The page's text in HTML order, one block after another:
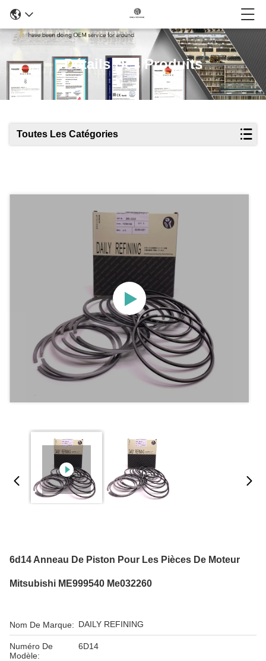
Détails Des Produits
Toutes Les Catégories
6d14 Anneau De Piston Pour Les Pièces De Moteur
Mitsubishi ME999540 Me032260
Nom De Marque: DAILY REFINING
Numéro De
Modèle:
6D14